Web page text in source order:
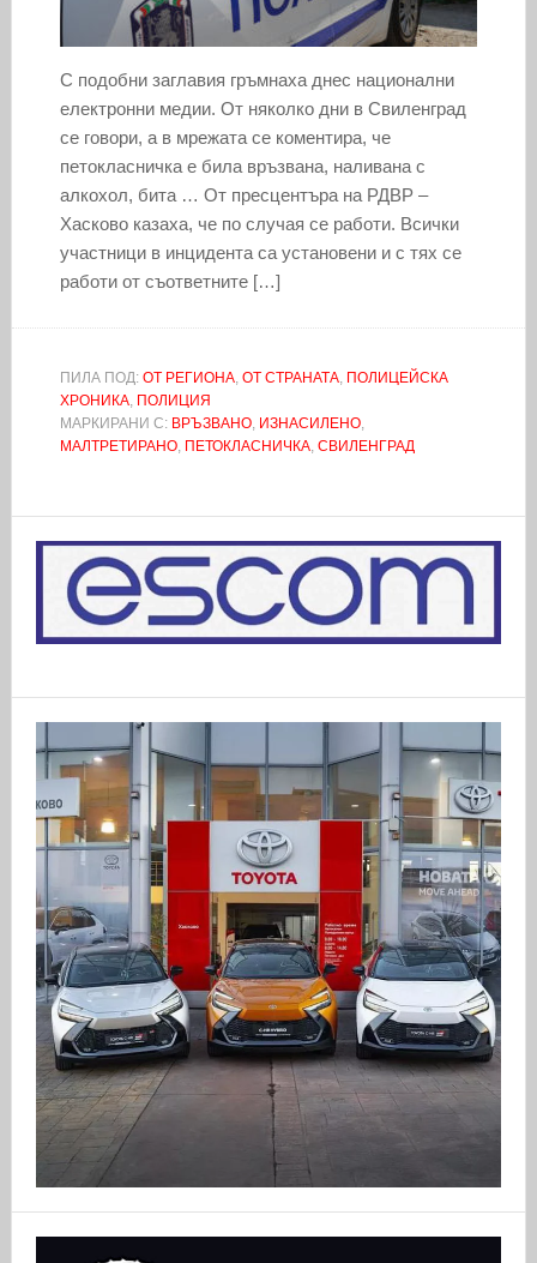
С подобни заглавия гръмнаха днес национални
електронни медии. От няколко дни в Свиленград
се говори, а в мрежата се коментира, че
петокласничка е била връзвана, наливана с
алкохол, бита … От пресцентъра на РДВР –
Хасково казаха, че по случая се работи. Всички
участници в инцидента са установени и с тях се
работи от съответните […]
ПИЛА ПОД: ОТ РЕГИОНА, ОТ СТРАНАТА, ПОЛИЦЕЙСКА
ХРОНИКА, ПОЛИЦИЯ
МАРКИРАНИ С: ВРЪЗВАНО, ИЗНАСИЛЕНО,
МАЛТРЕТИРАНО, ПЕТОКЛАСНИЧКА, СВИЛЕНГРАД